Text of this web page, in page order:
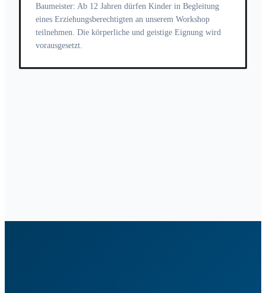
Baumeister: Ab 12 Jahren dürfen Kinder in Begleitung
eines Erziehungsberechtigten an unserem Workshop
teilnehmen. Die körperliche und geistige Eignung wird
vorausgesetzt.